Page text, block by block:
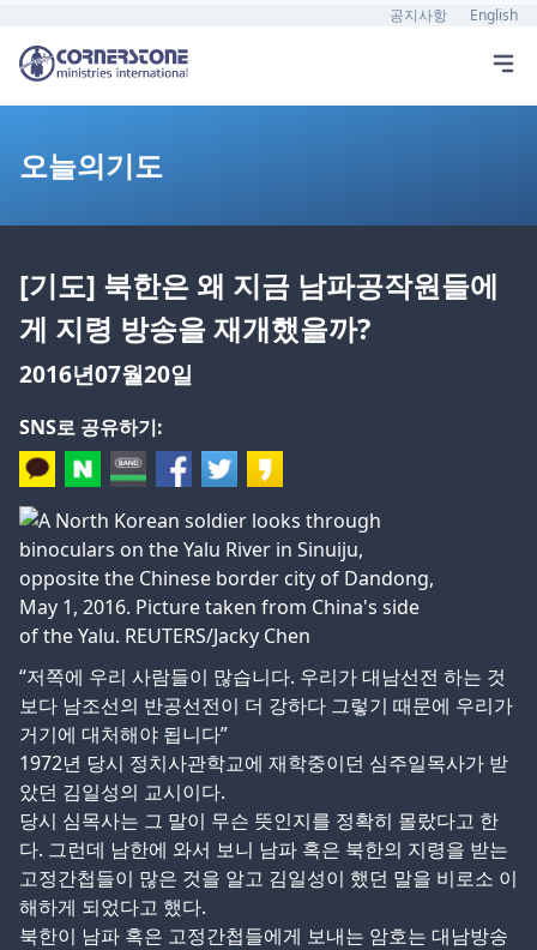
공지사항 English
오늘의기도
[기도] 북한은 왜 지금 남파공작원들에
게 지령 방송을 재개했을까?
2016년07월20일
SNS로 공유하기:
“저쪽에 우리 사람들이 많습니다. 우리가 대남선전 하는 것
보다 남조선의 반공선전이 더 강하다 그렇기 때문에 우리가
거기에 대처해야 됩니다”
1972년 당시 정치사관학교에 재학중이던 심주일목사가 받
았던 김일성의 교시이다.
당시 심목사는 그 말이 무슨 뜻인지를 정확히 몰랐다고 한
다. 그런데 남한에 와서 보니 남파 혹은 북한의 지령을 받는
고정간첩들이 많은 것을 알고 김일성이 했던 말을 비로소 이
해하게 되었다고 했다.
북한이 남파 혹은 고정간첩들에게 보내는 암호는 대남방송